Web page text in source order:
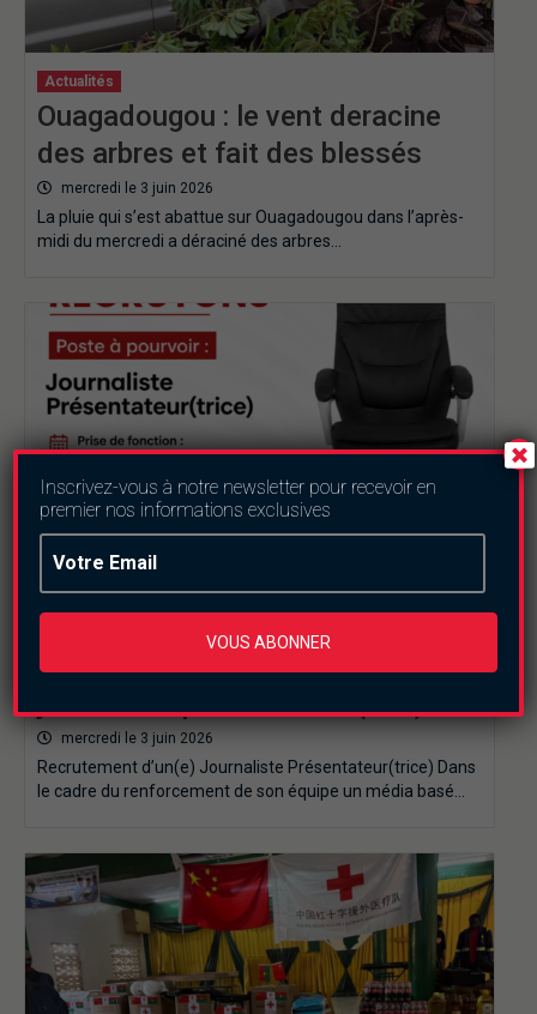
Actualités
Ouagadougou : le vent deracine
des arbres et fait des blessés
mercredi le 3 juin 2026
La pluie qui s’est abattue sur Ouagadougou dans l’après-
midi du mercredi a déraciné des arbres…
Avis de recrutement d’un(e)
mercredi le 3 juin 2026
Recrutement d’un(e) Journaliste Présentateur(trice) Dans
le cadre du renforcement de son équipe un média basé…
Inscrivez-vous à notre newsletter pour recevoir en
premier nos informations exclusives
VOUS ABONNER